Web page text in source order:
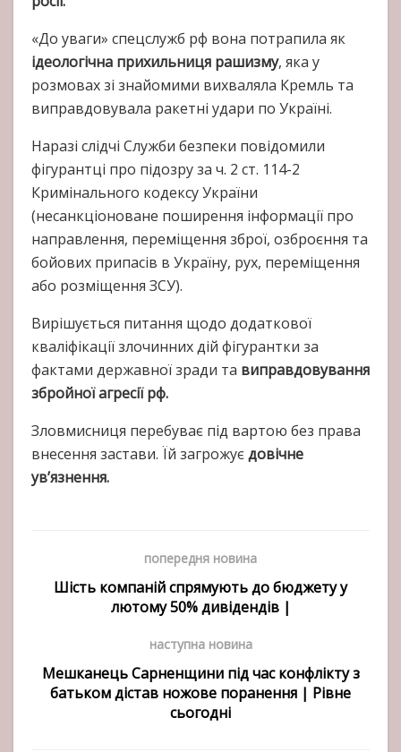
«До уваги» спецслужб рф вона потрапила як
ідеологічна прихильниця рашизму, яка у
розмовах зі знайомими вихваляла Кремль та
виправдовувала ракетні удари по Україні.
Наразі слідчі Служби безпеки повідомили
фігурантці про підозру за ч. 2 ст. 114-2
Кримінального кодексу України
(несанкціоноване поширення інформації про
направлення, переміщення зброї, озброєння та
бойових припасів в Україну, рух, переміщення
або розміщення ЗСУ).
Вирішується питання щодо додаткової
кваліфікації злочинних дій фігурантки за
фактами державної зради та виправдовування
збройної агресії рф.
Зловмисниця перебуває під вартою без права
внесення застави. Їй загрожуєдовічне
ув’язнення.
попередня новина
Шість компаній спрямують до бюджету у
лютому 50% дивідендів |
наступна новина
Мешканець Сарненщини під час конфлікту з
батьком дістав ножове поранення | Рівне
сьогодні